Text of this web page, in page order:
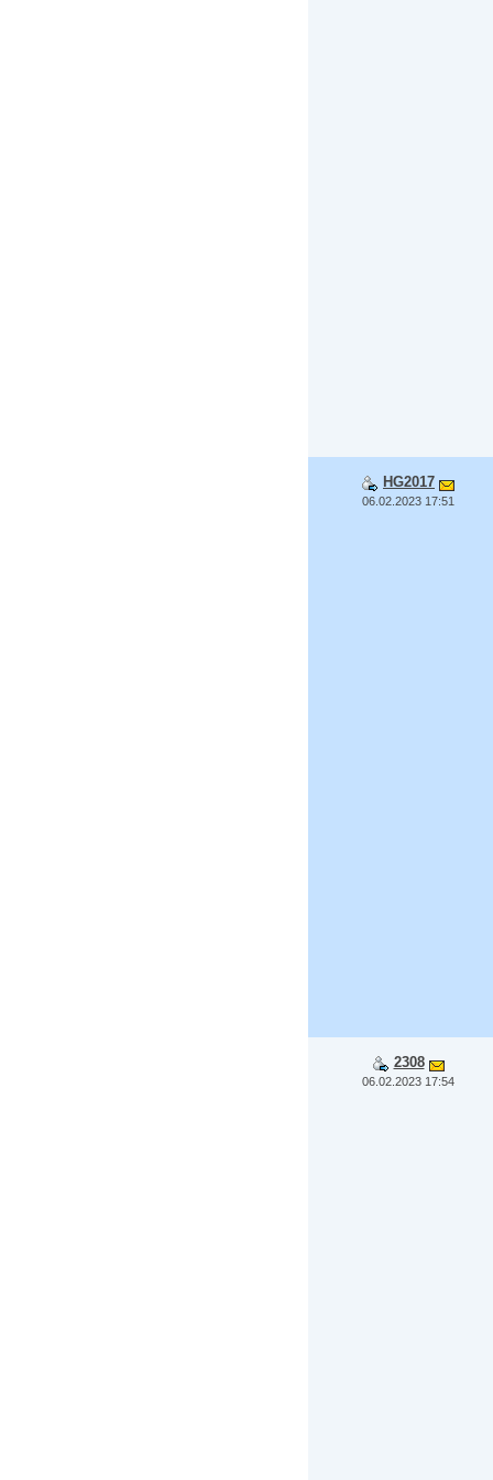
HG2017
06.02.2023 17:51
2308
06.02.2023 17:54